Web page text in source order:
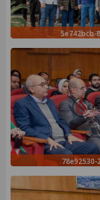
5e742bcb-